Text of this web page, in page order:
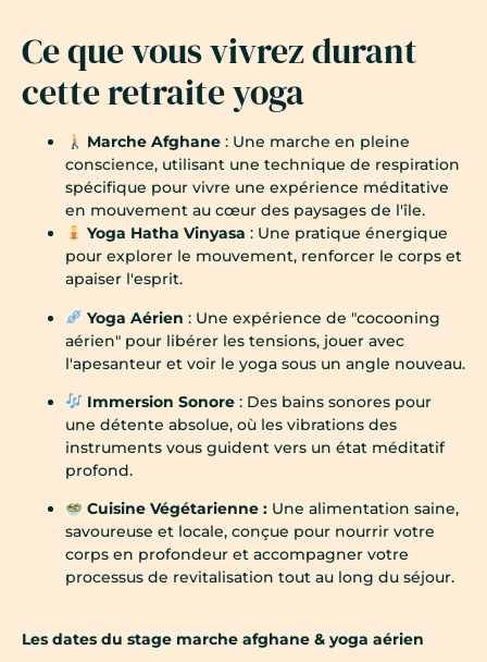
Ce que vous vivrez durant
cette retraite yoga
Marche Afghane: Une marche en pleine
conscience, utilisant une technique de respiration
spécifique pour vivre une expérience méditative
en mouvement au cœur des paysages de l'île.
Yoga Hatha Vinyasa : Une pratique énergique
pour explorer le mouvement, renforcer le corps et
apaiser l'esprit.
Yoga Aérien : Une expérience de "cocooning
aérien" pour libérer les tensions, jouer avec
l'apesanteur et voir le yoga sous un angle nouveau.
Immersion Sonore: Des bains sonores pour
une détente absolue, où les vibrations des
instruments vous guident vers un état méditatif
profond.
Cuisine Végétarienne :Une alimentation saine,
savoureuse et locale, conçue pour nourrir votre
corps en profondeur et accompagner votre
processus de revitalisation tout au long du séjour.
Les dates du stage marche afghane & yoga aérien